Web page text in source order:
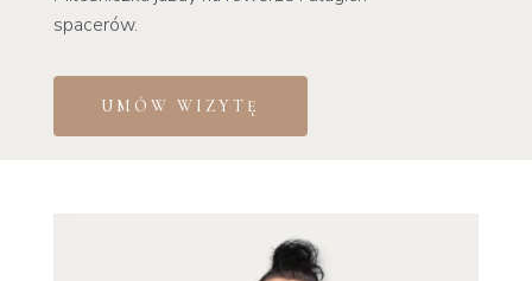
spacerów.
UMÓW WIZYTĘ